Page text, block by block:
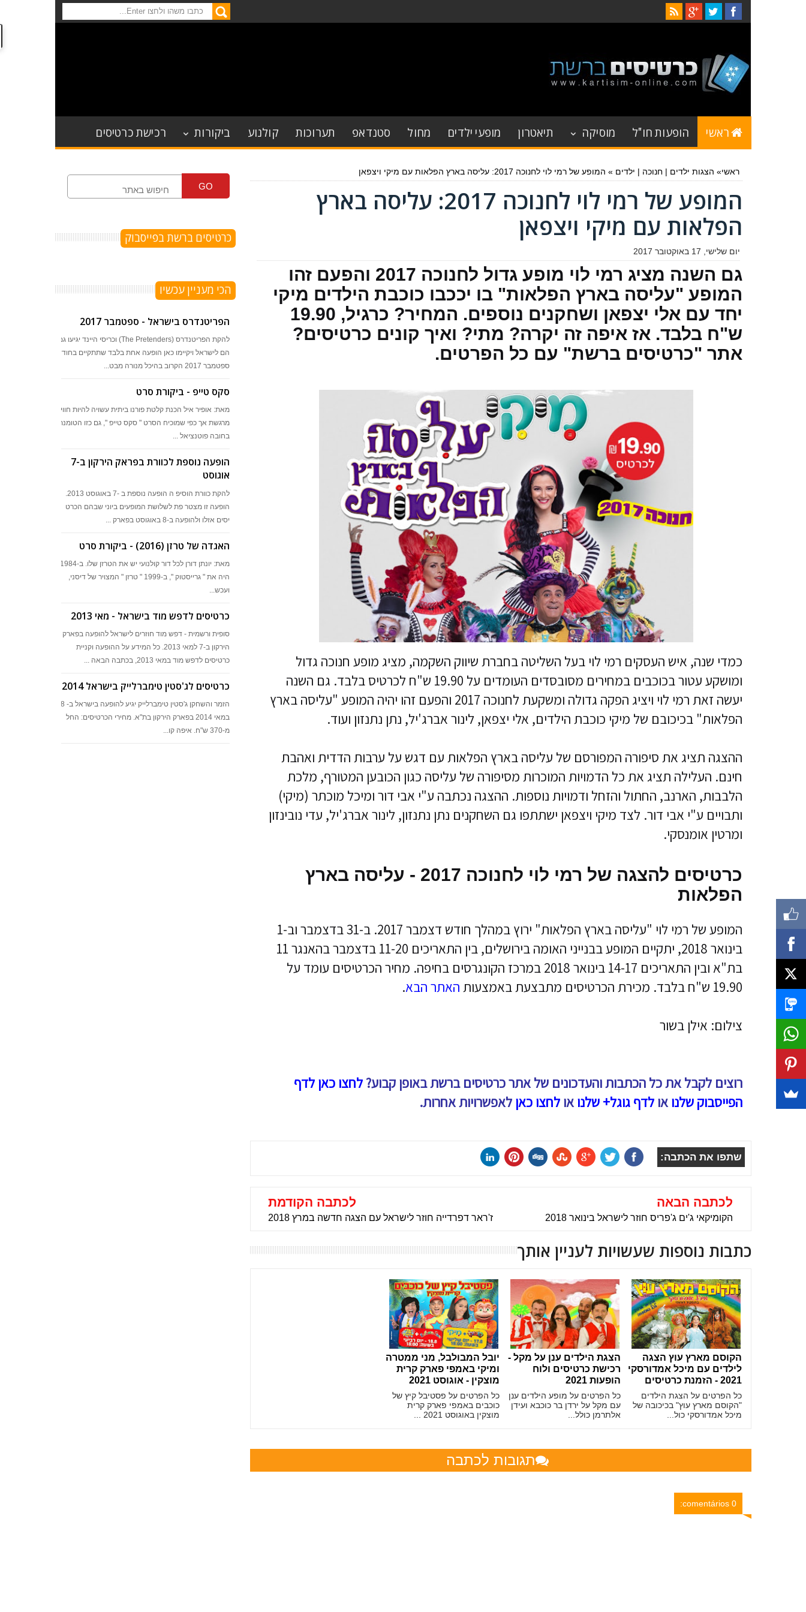
ראשי הופעות חו"ל מוסיקה תיאטרון מופעי ילדים מחול סטנדאפ תערוכות קולנוע ביקורות רכישת כרטיסים
ראשי» הצגות ילדים |חנוכה | ילדים » המופע של רמי לוי לחנוכה 2017: עליסה בארץ הפלאות עם מיקי ויצפאן
המופע של רמי לוי לחנוכה 2017: עליסה בארץ
הפלאות עם מיקי ויצפאן
יום שלישי, 17 באוקטובר 2017
גם השנה מציג רמי לוי מופע גדול לחנוכה 2017 והפעם זהו
המופע "עליסה בארץ הפלאות" בו יככבו כוכבת הילדים מיקי
יחד עם אלי יצפאן ושחקנים נוספים. המחיר? כרגיל, 19.90
ש"ח בלבד. אז איפה זה יקרה? מתי? ואיך קונים כרטיסים?
אתר "כרטיסים ברשת" עם כל הפרטים.
כמדי שנה, איש העסקים רמי לוי בעל השליטה בחברת שיווק השקמה, מציג מופע חנוכה גדול
ומושקע עטור בכוכבים במחירים מסובסדים העומדים על 19.90 ש"ח לכרטיס בלבד. גם השנה
יעשה זאת רמי לוי ויציג הפקה גדולה ומשקעת לחנוכה 2017 והפעם זהו יהיה המופע "עליסה בארץ
הפלאות" בכיכובם של מיקי כוכבת הילדים, אלי יצפאן, לינור אברג'יל, נתן נתנזון ועוד.
ההצגה תציג את סיפורה המפורסם של עליסה בארץ הפלאות עם דגש על ערבות הדדית ואהבת
חינם. העלילה תציג את כל הדמויות המוכרות מסיפורה של עליסה כגון הכובען המטורף, מלכת
הלבבות, הארנב, החתול והזחל ודמויות נוספות. ההצגה נכתבה ע"י אבי דור ומיכל מוכתר (מיקי)
ותבויים ע"י אבי דור. לצד מיקי ויצפאן ישתתפו גם השחקנים נתן נתנזון, לינור אברג'יל, עדי נובינזון
ומרטין אומנסקי.
כרטיסים להצגה של רמי לוי לחנוכה 2017 - עליסה בארץ
הפלאות
המופע של רמי לוי "עליסה בארץ הפלאות" ירוץ במהלך חודש דצמבר 2017. ב-31 בדצמבר וב-1
בינואר 2018, יתקיים המופע בבנייני האומה בירושלים, בין התאריכים 11-20 בדצמבר בהאנגר 11
בת"א ובין התאריכים 14-17 בינואר 2018 במרכז הקונגרסים בחיפה. מחיר הכרטיסים עומד על
19.90 ש"ח בלבד. מכירת הכרטיסים מתבצעת באמצעות
האתר הבא.
צילום: אילן בשור
רוצים לקבל את כל הכתבות והעדכונים של אתר כרטיסים ברשת באופן קבוע?לחצו כאן לדף
הפייסבוק שלנואולדף גוגל+ שלנואולחצו כאן לאפשרויות אחרות.
שתפו את הכתבה:
לכתבה הבאה
הקומיקאי ג'ים ג'פריס חוזר לישראל בינואר 2018
לכתבה הקודמת
ז'ראר דפרדייה חוזר לישראל עם הצגה חדשה במרץ 2018
כתבות נוספות שעשויות לעניין אותך
הקוסם מארץ עוץ הצגה
לילדים עם מיכל אמדורסקי
2021 - הזמנת כרטיסים
כל הפרטים על הצגת הילדים
"הקוסם מארץ עוץ" בכיכובה של
מיכל אמדורסקי כול...
הצגת הילדים ענן על מקל -
רכישת כרטיסים ולוח
הופעות 2021
כל הפרטים על מופע הילדים ענן
עם מקל על ירדן בר כוכבא ועידן
אלתרמן כולל...
יובל המבולבל, מני ממטרה
ומיקי באמפי פארק קרית
מוצקין - אוגוסט 2021
כל הפרטים על פסטיבל קיץ של
כוכבים באמפי פארק קרית
מוצקין באוגוסט 2021 ...
תגובות לכתבה
0 comentários:
GO
כרטיסים ברשת בפייסבוק
הכי מעניין עכשיו
הפריטנדרס בישראל - ספטמבר 2017
להקת הפריטנדרס (The Pretenders) וכריסי היינד יגיעו גם
הם לישראל ויקיימו כאן הופעה אחת בלבד שתתקיים בחודש
ספטמבר 2017 הקרוב בהיכל מנורה מבט...
סקס טייפ - ביקורת סרט
מאת: אופיר איל הכנת קלטת פורנו ביתית עשויה להיות חוויה
מרגשת אך כפי שמוכיח הסרט " סקס טייפ ", גם כזו הטומנת
בחובה פוטנציאל ...
הופעה נוספת לכוורת בפראק הירקון ב-7
אוגוסט
הופעה זו מצטר פת לשלושת המופעים ביוני שבהם הכרט
יסים אזלו ולהופעה ב-8 באוגוסט בפארק ...
האגדה של טרזן (2016) - ביקורת סרט
מאת: יונתן דורן לכל דור קולנועי יש את הטרזן שלו. ב-1984
היה את " גרייסטוק ", ב-1999 " טרזן " המצויר של דיסני,
ועכש...
כרטיסים לדפש מוד בישראל - מאי 2013
סופית ורשמית - דפש מוד חוזרים לישראל להופעה בפארק
הירקון ב-7 למאי 2013. כל המידע על ההופעה וקניית
כרטיסים לדפש מוד במאי 2013, בכתבה הבאה ...
כרטיסים לג'סטין טימברלייק בישראל 2014
הזמר והשחקן ג'סטין טימברלייק יגיע להופעה בישראל ב- 28
במאי 2014 בפארק הירקון בת"א. מחירי הכרטיסים: החל
מ-370 ש"ח. איפה קו...